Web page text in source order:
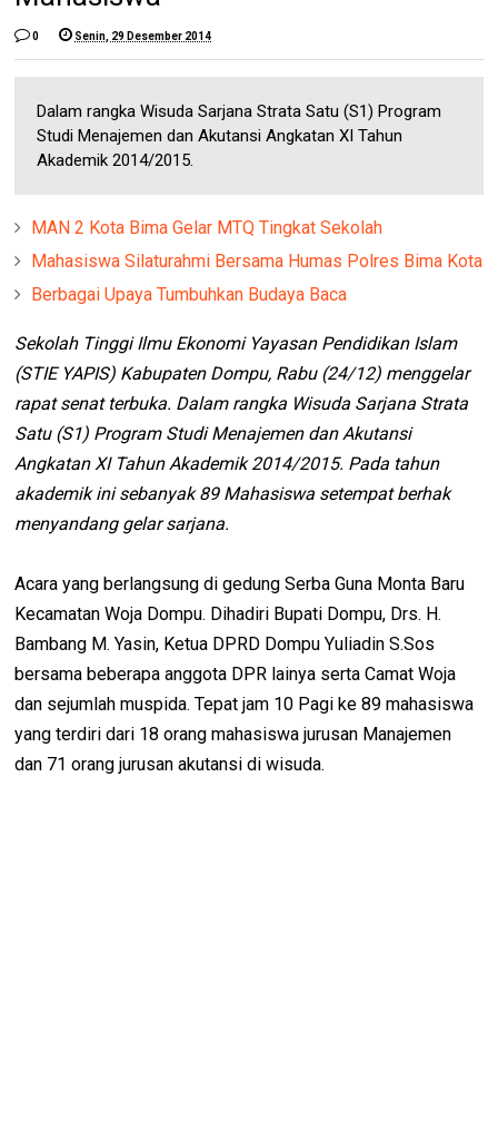
0 Senin, 29 Desember 2014
Dalam rangka Wisuda Sarjana Strata Satu (S1) Program
Studi Menajemen dan Akutansi Angkatan XI Tahun
Akademik 2014/2015.
MAN 2 Kota Bima Gelar MTQ Tingkat Sekolah
Mahasiswa Silaturahmi Bersama Humas Polres Bima Kota
Berbagai Upaya Tumbuhkan Budaya Baca
Sekolah Tinggi Ilmu Ekonomi Yayasan Pendidikan Islam
(STIE YAPIS) Kabupaten Dompu, Rabu (24/12) menggelar
rapat senat terbuka. Dalam rangka Wisuda Sarjana Strata
Satu (S1) Program Studi Menajemen dan Akutansi
Angkatan XI Tahun Akademik 2014/2015. Pada tahun
akademik ini sebanyak 89 Mahasiswa setempat berhak
menyandang gelar sarjana.
Acara yang berlangsung di gedung Serba Guna Monta Baru
Kecamatan Woja Dompu. Dihadiri Bupati Dompu, Drs. H.
Bambang M. Yasin, Ketua DPRD Dompu Yuliadin S.Sos
bersama beberapa anggota DPR lainya serta Camat Woja
dan sejumlah muspida. Tepat jam 10 Pagi ke 89 mahasiswa
yang terdiri dari 18 orang mahasiswa jurusan Manajemen
dan 71 orang jurusan akutansi di wisuda.